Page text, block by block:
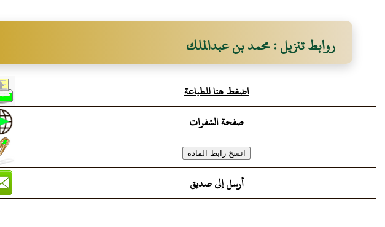
روابط تنزيل : محمد بن عبدالملك
اضغط هنا للطباعة
صفحة الشفرات
أرسل إلى صديق